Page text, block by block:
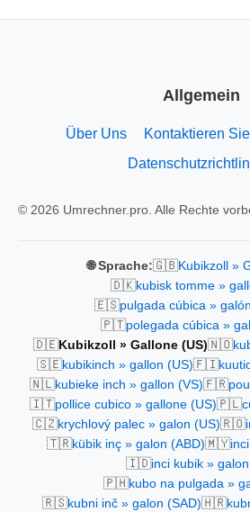
Allgemein
Über Uns Kontaktieren
© 2026 Umrechner.pro. Alle Rechte
🌐 Sprache:🇬🇧Kubikzoll »
🇩🇰kubisk tomme »
🇪🇸pulgada cúbica »
🇵🇹polegada cúbica »
🇩🇪Kubikzoll » Gallone (US)🇳🇴
🇸🇪kubikinch » gallon (US)🇫🇮
🇳🇱kubieke inch » gallon (VS)🇫🇷
🇮🇹pollice cubico » gallone (US)🇵🇱
🇨🇿krychlový palec » galon (US)🇷🇴
🇹🇷kübik inç » galon (ABD)🇲🇾
🇮🇩inci kubik »
🇵🇭kubo na pulgada »
🇷🇸kubni inč » galon (SAD)🇭🇷